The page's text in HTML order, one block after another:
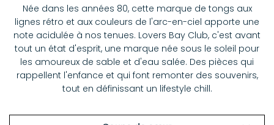
Née dans les années 80, cette marque de tongs aux
lignes rétro et aux couleurs de l'arc-en-ciel apporte une
note acidulée à nos tenues. Lovers Bay Club, c'est avant
tout un état d'esprit, une marque née sous le soleil pour
les amoureux de sable et d'eau salée. Des pièces qui
rappellent l'enfance et qui font remonter des souvenirs,
tout en définissant un lifestyle chill.